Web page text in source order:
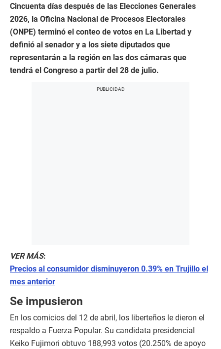
Cincuenta días después de las Elecciones Generales
2026, la Oficina Nacional de Procesos Electorales
(ONPE) terminó el conteo de votos en La Libertad y
definió al senador y a los siete diputados que
representarán a la región en las dos cámaras que
tendrá el Congreso a partir del 28 de julio.
VER MÁS:
Precios al consumidor disminuyeron 0.39% en Trujillo el
mes anterior
Se impusieron
En los comicios del 12 de abril, los liberteños le dieron el
respaldo a Fuerza Popular. Su candidata presidencial
Keiko Fujimori obtuvo 188,993 votos (20.250% de apoyo